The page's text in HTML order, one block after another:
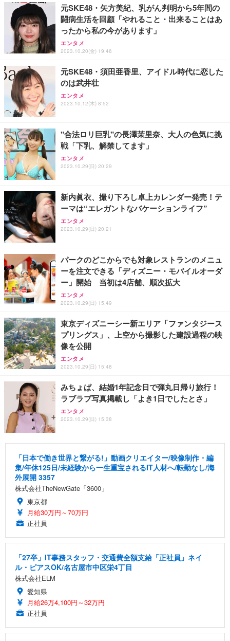
務用 おしゃれ パソコンチェア (ホワイト)
ANDWINT オフィスチェア デスクチェア 肘なし メ
ッシュ 通気性 ランバーサポート付き 腰サポート ガ
ス圧無段階昇降 360度回転 キャスター付き コンパク
ト 幅52×奥行58.5×高さ84～96cm テレワーク 在宅
￥4,139
【MiniLED/24.5inch/280Hz/FHD】GRAPHT THE S
HOOTER Gaming Monitor 24” Essential ゲーミン
グモニター QD 24.5インチ 1ms FHD 量子ドット 残
像低減 (3年保証 | 輝点保証 | 日本メーカー)
￥34,980
アイリスオーヤマ ペットシーツ 超厚型 お徳用 レギ
ュラー 200枚入【Amazon.co.jp限定】
￥3,731
元SKE48・矢方美紀、乳がん判明から5年間の
闘病生活を回顧「やれること・出来ることはあ
ったから私の今があります」
エンタメ
2023.10.20(金) 19:46
元SKE48・須田亜香里、アイドル時代に恋した
のは武井壮
エンタメ
2023.10.12(木) 8:52
"合法ロリ巨乳"の長澤茉里奈、大人の色気に挑
戦「下乳、解禁してます」
エンタメ
2023.10.29(日) 20:29
新内眞⾐、撮り下ろし卓上カレンダー発売！テ
ーマは“エレガントなバケーションライフ”
エンタメ
2023.10.29(日) 20:21
パークのどこからでも対象レストランのメニュ
ーを注文できる「ディズニー・モバイルオーダ
ー」開始 当初は4店舗、順次拡大
エンタメ
2023.10.29(日) 15:49
東京ディズニーシー新エリア「ファンタジース
プリングス」、上空から撮影した建設過程の映
像を公開
エンタメ
2023.10.29(日) 15:48
みちょぱ、結婚1年記念日で弾丸日帰り旅行！
ラブラブ写真掲載し「よき1日でしたとさ」
エンタメ
2023.10.29(日) 15:38
「日本で働き世界と繋がる!」動画クリエイター/映像制作・編
集/年休125日/未経験から一生重宝されるIT人材へ/転勤なし/海
外展開 3357
株式会社TheNewGate「3600」
東京都
月給30万円～70万円
正社員
「27卒」IT事務スタッフ・交通費全額支給「正社員」ネイ
ル・ピアスOK/名古屋市中区栄4丁目
株式会社ELM
愛知県
月給26万4,100円～32万円
正社員